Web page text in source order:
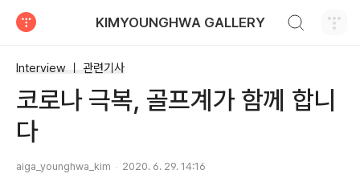
KIMYOUNGHWA GALLERY
Interview ㅣ 관련기사
코로나 극복, 골프계가 함께 합니
다
aiga_younghwa_kim 2020. 6. 29. 14:16